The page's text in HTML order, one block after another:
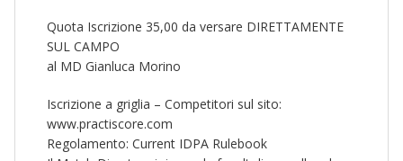
Quota Iscrizione 35,00 da versare DIRETTAMENTE
SUL CAMPO
al MD Gianluca Morino
Iscrizione a griglia – Competitori sul sito:
www.practiscore.com
Regolamento: Current IDPA Rulebook